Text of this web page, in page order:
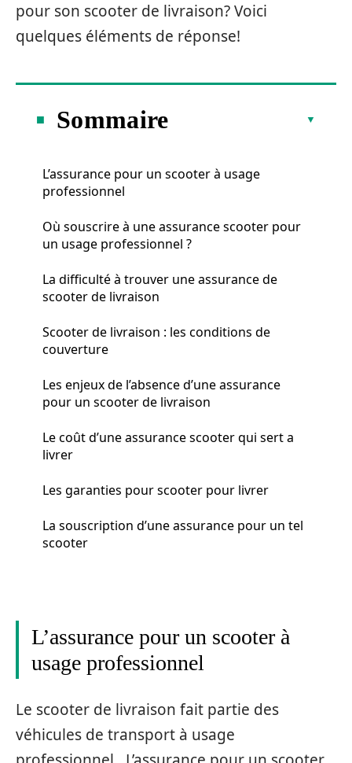
pour son scooter de livraison? Voici
quelques éléments de réponse!
Sommaire
L’assurance pour un scooter à usage
professionnel
Où souscrire à une assurance scooter pour
un usage professionnel ?
La difficulté à trouver une assurance de
scooter de livraison
Scooter de livraison : les conditions de
couverture
Les enjeux de l’absence d’une assurance
pour un scooter de livraison
Le coût d’une assurance scooter qui sert a
livrer
Les garanties pour scooter pour livrer
La souscription d’une assurance pour un tel
scooter
L’assurance pour un scooter à
usage professionnel
Le scooter de livraison fait partie des
véhicules de transport à usage